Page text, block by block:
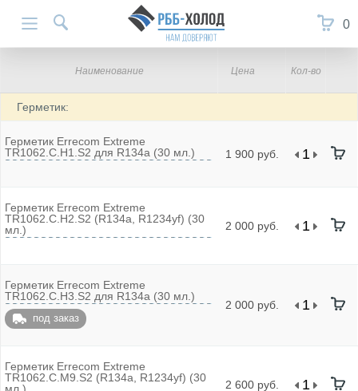
0
Наименование Цена Кол-во
Герметик:
Герметик Errecom Extreme
TR1062.C.H1.S2 для R134a (30 мл.)
1 900 руб.
Герметик Errecom Extreme
TR1062.C.H2.S2 (R134a, R1234yf) (30
мл.)
2 000 руб.
Герметик Errecom Extreme
TR1062.C.H3.S2 для R134a (30 мл.)
под заказ
2 000 руб.
Герметик Errecom Extreme
TR1062.C.M9.S2 (R134a, R1234yf) (30
2 600 руб.